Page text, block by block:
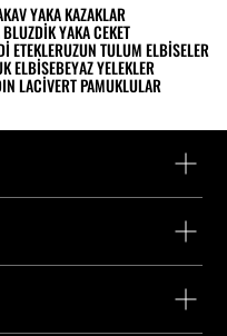
V YAKA KAZAKLAR
DIK YAKA CEKET
ETEKLERUZUN TULUM ELBISELER
ELBISEBEYAZ YELEKLER
LACIVERT PAMUKLULAR